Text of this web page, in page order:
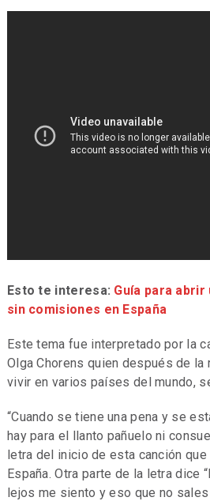
Esto te interesa: Guía para
sin comisiones en España
Este tema fue interpretado por la
Olga Chorens quien después de la
vivir en varios países del mundo,
“Cuando se tiene una pena y se
hay para el llanto pañuelo ni
letra del inicio de esta canción que
España. Otra parte de la letra dice
lejos me siento y eso que no